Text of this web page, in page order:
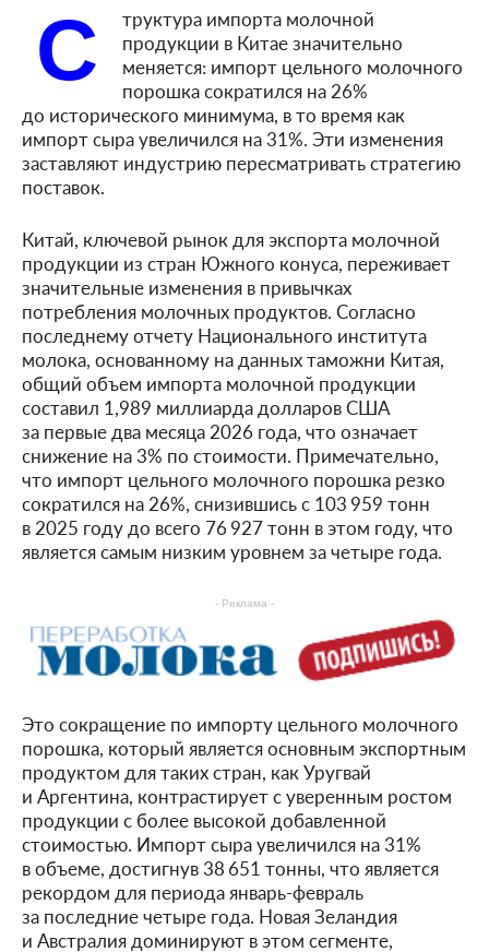
С
труктура импорта молочной
продукции в Китае значительно
меняется: импорт цельного молочного
порошка сократился на 26%
до исторического минимума, в то время как
импорт сыра увеличился на 31%. Эти изменения
заставляют индустрию пересматривать стратегию
поставок.
Китай, ключевой рынок для экспорта молочной
продукции из стран Южного конуса, переживает
значительные изменения в привычках
потребления молочных продуктов. Согласно
последнему отчету Национального института
молока, основанному на данных таможни Китая,
общий объем импорта молочной продукции
составил 1,989 миллиарда долларов США
за первые два месяца 2026 года, что означает
снижение на 3% по стоимости. Примечательно,
что импорт цельного молочного порошка резко
сократился на 26%, снизившись с 103 959 тонн
в 2025 году до всего 76 927 тонн в этом году, что
является самым низким уровнем за четыре года.
- Реклама -
Это сокращение по импорту цельного молочного
порошка, который является основным экспортным
продуктом для таких стран, как Уругвай
и Аргентина, контрастирует с уверенным ростом
продукции с более высокой добавленной
стоимостью. Импорт сыра увеличился на 31%
в объеме, достигнув 38 651 тонны, что является
рекордом для периода январь-февраль
за последние четыре года. Новая Зеландия
и Австралия доминируют в этом сегменте,